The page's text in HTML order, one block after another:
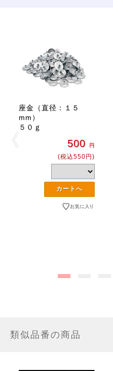
座金（直径：１５
mm）
５０ｇ
500 円
(税込550円)
類似品番の商品